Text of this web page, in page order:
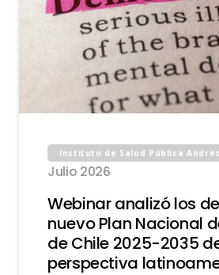
Instituto de Salud Pública
Julio 2026
Webinar analizó los
nuevo Plan Nacional
de Chile 2025-2035
perspectiva